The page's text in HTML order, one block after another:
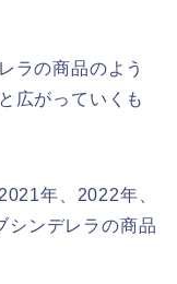
ラの商品のよう
広がっていくも
年、2022年、
シンデレラの商品